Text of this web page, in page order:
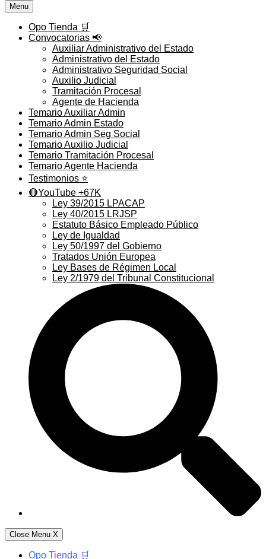
Menu
Opo Tienda 🛒
Convocatorias 📢
Auxiliar Administrativo del Estado
Administrativo del Estado
Administrativo Seguridad Social
Auxilio Judicial
Tramitación Procesal
Agente de Hacienda
Temario Auxiliar Admin
Temario Admin Estado
Temario Admin Seg Social
Temario Auxilio Judicial
Temario Tramitación Procesal
Temario Agente Hacienda
Testimonios ⭐️
🔴YouTube +67K
Ley 39/2015 LPACAP
Ley 40/2015 LRJSP
Estatuto Básico Empleado Público
Ley de Igualdad
Ley 50/1997 del Gobierno
Tratados Unión Europea
Ley Bases de Régimen Local
Ley 2/1979 del Tribunal Constitucional
Close Menu X
Opo Tienda 🛒